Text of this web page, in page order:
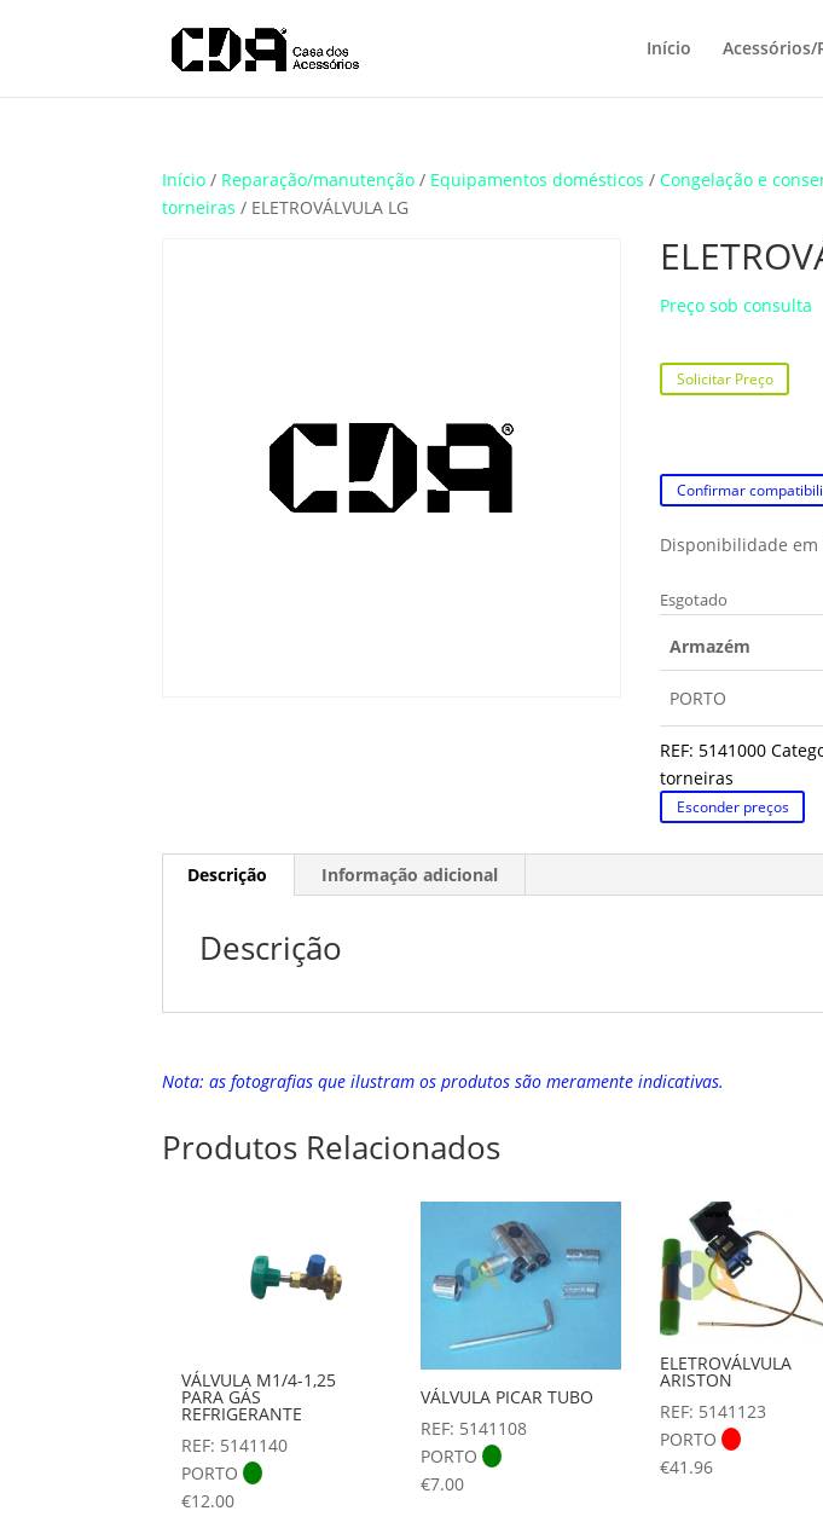
Translate
Início Acessórios/
Início / Reparação/manutenção / Equipamentos domésticos /Congelação e
torneiras / ELETROVÁLVULA LG
Preço sob consulta
Solicitar Preço
Confirmar
Disponibilidade em
Esgotado
Armazém
PORTO
REF: 5141000
torneiras
Esconder preços
Descrição Informação adicional
Descrição
Nota: as fotografias que ilustram os produtos são meramente indicativas.
Produtos Relacionados
VÁLVULA M1/4-1,25
PARA GÁS
REFRIGERANTE
REF: 5141140
PORTO
€12.00
VÁLVULA PICAR TUBO
REF: 5141108
PORTO
€7.00
ELETROVÁLVULA
ARISTON
REF: 5141123
PORTO
€41.96